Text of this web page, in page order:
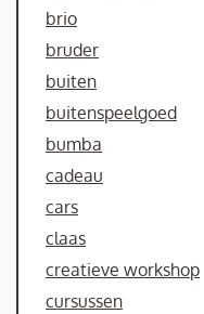
brio
bruder
buiten
buitenspeelgoed
bumba
cadeau
cars
claas
creatieve workshop
cursussen